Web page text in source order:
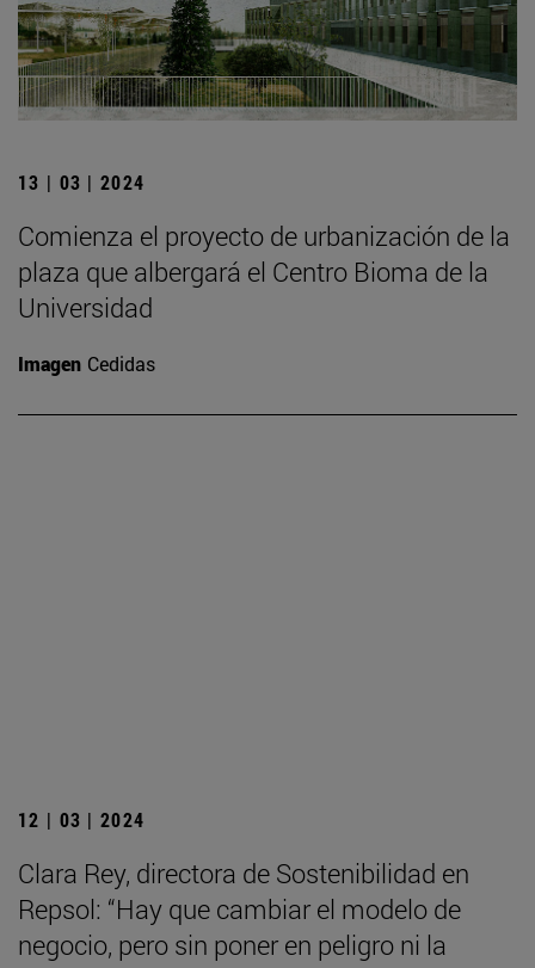
13 | 03 | 2024
Comienza el proyecto de urbanización de la
plaza que albergará el Centro Bioma de la
Universidad
Imagen Cedidas
12 | 03 | 2024
Clara Rey, directora de Sostenibilidad en
Repsol: “Hay que cambiar el modelo de
negocio, pero sin poner en peligro ni la